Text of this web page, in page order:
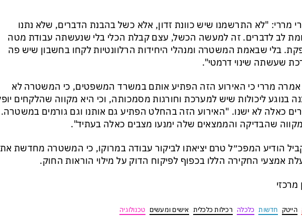
מררי: "לא התרשמנו שיש כוונת זדון, אלא כשל בהבנת הדברים, שלא נתנו
לב לדברים. זה למעשה הכשל, עצם קבלת הכלי בלי שנעשתה עבודת מטה
בלי שבאמת המשטרה ומנהלי היחידות הרלוונטיות לקחו בחשבון שיש פה
שעשתה שינוי דרמטי".
אמרה מררי כי האירוע הזה הפתיע אותם במשרד המשפטים, כי המשטרה לא
בנוגע ליכולות שיש למערכת וחורגות מסמכותה, וכי היא מקווה שהלקחים
כאלה לא ישנו. "האירוע הזה בהחלט הפתיע גם אותנו וגם גורמים במשטרה.
מקווה שהבדיקה והממצאים שלה ימנעו מצבים כאלה בעתיד".
הודיע המפכ״ל טרם יציאתו לביקור עבודה במרוקו, כי המשטרה מחדשת את
אמצעי החקירה הללו בכפוף לפיקוח הדוק על מילוי הוראות החוק.
מרכזי
הייטק חדשות כלכלה רכילות כלכלית אישים ומעשים טכנולוגיה